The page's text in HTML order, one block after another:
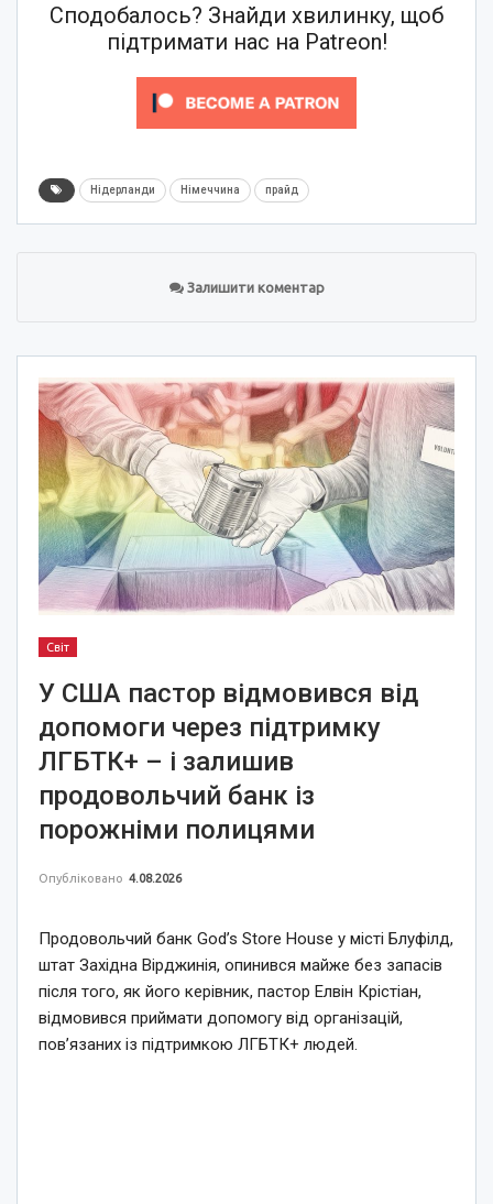
Сподобалось? Знайди хвилинку, щоб
підтримати нас на Patreon!
Нідерланди Німеччина прайд
Залишити коментар
Світ
У США пастор відмовився від
допомоги через підтримку
ЛГБТК+ – і залишив
продовольчий банк із
порожніми полицями
Опубліковано 4.08.2026
Продовольчий банк God’s Store House у місті Блуфілд,
штат Західна Вірджинія, опинився майже без запасів
після того, як його керівник, пастор Елвін Крістіан,
відмовився приймати допомогу від організацій,
пов’язаних із підтримкою ЛГБТК+ людей.